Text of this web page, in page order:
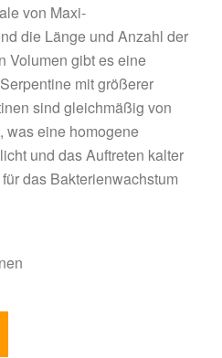
von Maxi-
die Länge und Anzahl der
Volumen gibt es eine
mit größerer
sind gleichmäßig von
was eine homogene
und das Auftreten kalter
das Bakterienwachstum